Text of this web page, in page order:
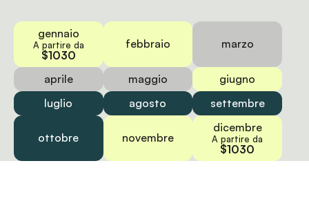
gennaio
A partire da
$1030
febbraio marzo
aprile maggio
giugno
luglio
agosto settembre
ottobre novembre
dicembre
A partire da
$1030